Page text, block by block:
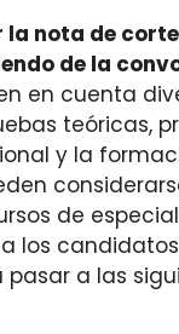
nota de
de la
en cuenta
teóricas,
y la
de
los
a las